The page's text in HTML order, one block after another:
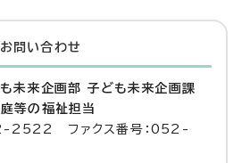
お問い合わせ
未来企画部 子ども未来企画課
等の福祉担当
2522 ファクス番号：052-